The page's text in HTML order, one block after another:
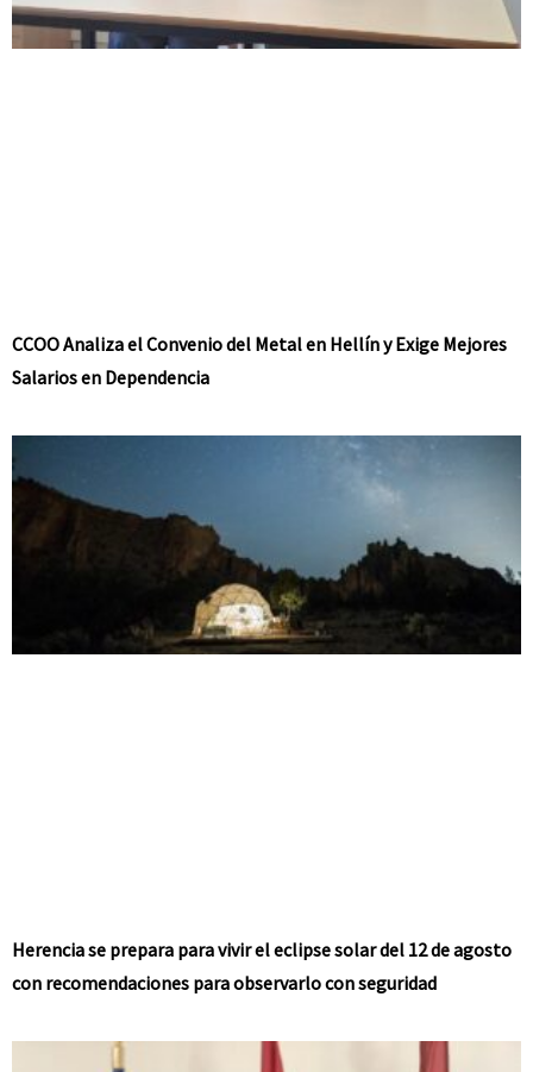
CCOO Analiza el Convenio del Metal en Hellín y Exige Mejores
Salarios en Dependencia
Herencia se prepara para vivir el eclipse solar del 12 de agosto
con recomendaciones para observarlo con seguridad